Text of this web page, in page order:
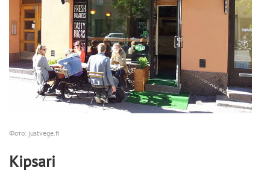
Фото: justvege.fi
Kipsari